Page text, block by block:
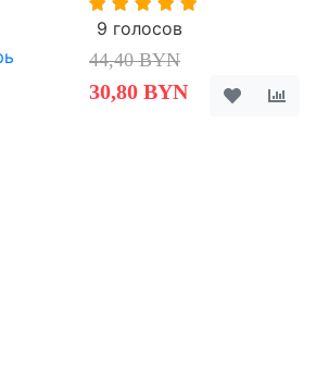
9 голосов
44,40 BYN
30,80 BYN